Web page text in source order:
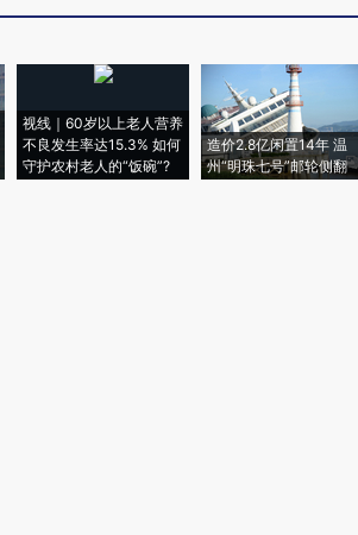
视线｜60岁以上老人营养
不良发生率达15.3% 如何
守护农村老人的“饭碗”?
造价2.8亿闲置14年 温
州“明珠七号”邮轮侧翻